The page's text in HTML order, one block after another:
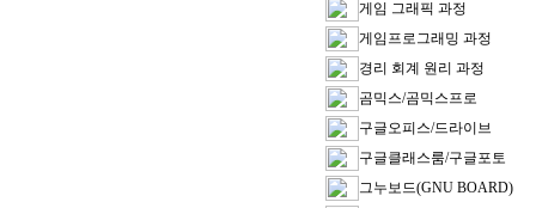
게임 그래픽 과정
게임프로그래밍 과정
경리 회계 원리 과정
곰믹스/곰믹스프로
구글오피스/드라이브
구글클래스룸/구글포토
그누보드(GNU BOARD)